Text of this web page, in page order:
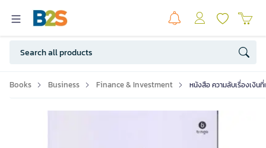
Books Business Finance & Investment หนังสือ ความลับเรื่องเงิน